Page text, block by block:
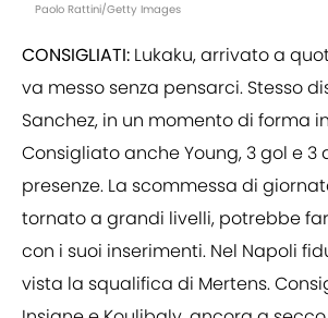
Paolo Rattini/Getty Images
CONSIGLIATI: Lukaku, arrivato a
va messo senza pensarci. Stesso
Sanchez, in un momento di forma
Consigliato anche Young, 3 gol e 3
presenze. La scommessa di
tornato a grandi livelli, potrebbe
con i suoi inserimenti. Nel Napoli
vista la squalifica di Mertens.